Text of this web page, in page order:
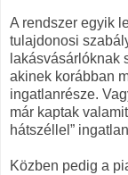
A rendszer egyik
tulajdonosi
lakásvásárlóknak
akinek korábban
ingatlanrésze.
már kaptak
hátszéllel”
Közben pedig a